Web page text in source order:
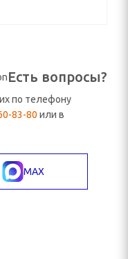
Есть вопросы?
по телефону
83-80 или в
MAX